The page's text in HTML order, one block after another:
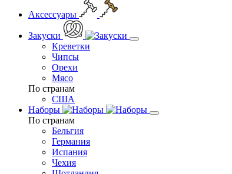
Аксессуары
Закуски
Креветки
Чипсы
Орехи
Мясо
По странам
США
Наборы
По странам
Бельгия
Германия
Испания
Чехия